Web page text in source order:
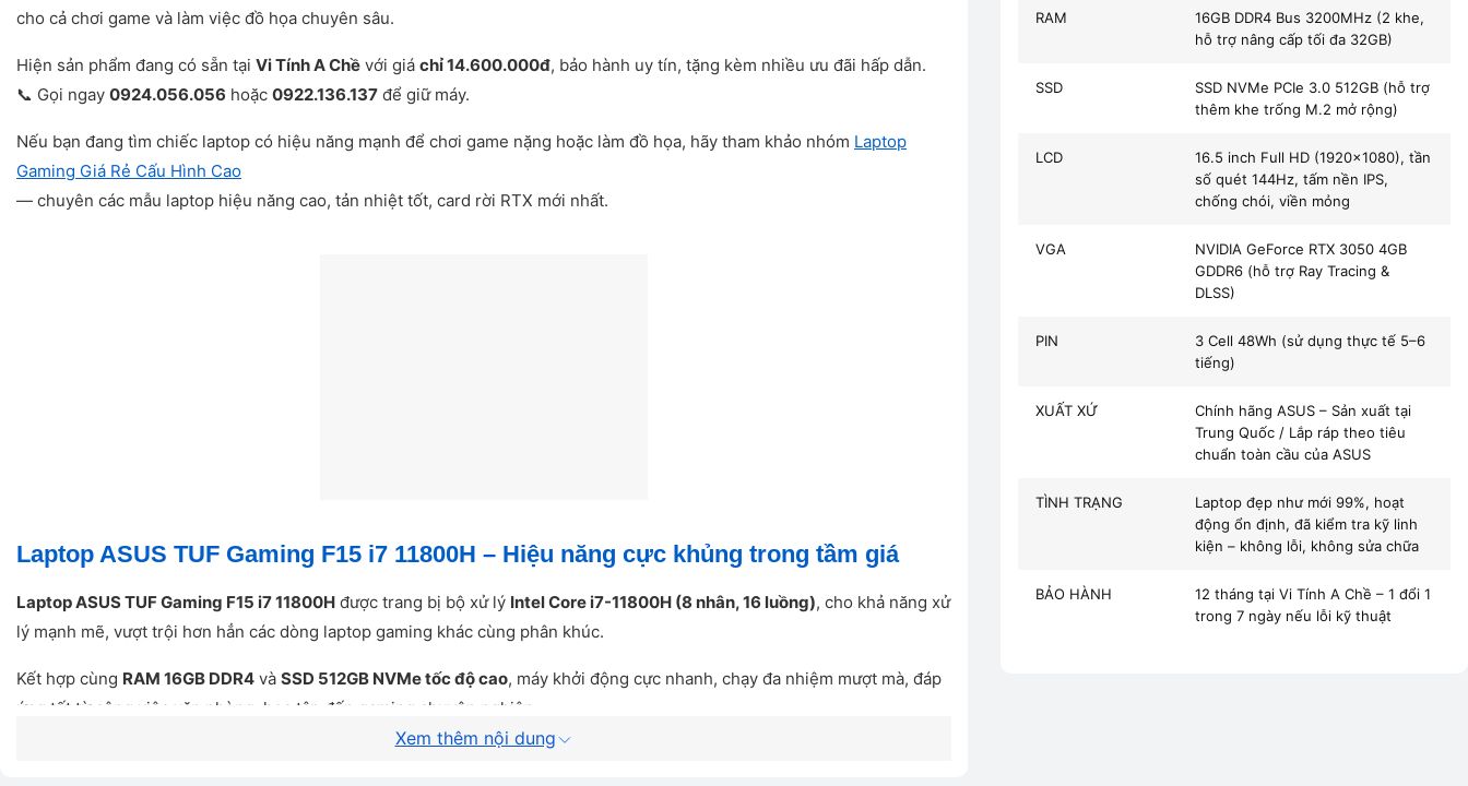
cho cả chơi game và làm việc đồ họa chuyên sâu.
Hiện sản phẩm đang có sẵn tại Vi Tính A Chề với giá chỉ 14.600.000đ, bảo hành uy tín, tặng kèm nhiều ưu đãi hấp dẫn.
📞 Gọi ngay 0924.056.056 hoặc 0922.136.137 để giữ máy.
Nếu bạn đang tìm chiếc laptop có hiệu năng mạnh để chơi game nặng hoặc làm đồ họa, hãy tham khảo nhóm Laptop
Gaming Giá Rẻ Cấu Hình Cao
— chuyên các mẫu laptop hiệu năng cao, tản nhiệt tốt, card rời RTX mới nhất.
Laptop ASUS TUF Gaming F15 i7 11800H – Hiệu năng cực khủng trong tầm giá
Laptop ASUS TUF Gaming F15 i7 11800H được trang bị bộ xử lý Intel Core i7-11800H (8 nhân, 16 luồng), cho khả năng xử
lý mạnh mẽ, vượt trội hơn hẳn các dòng laptop gaming khác cùng phân khúc.
Kết hợp cùng RAM 16GB DDR4 và SSD 512GB NVMe tốc độ cao, máy khởi động cực nhanh, chạy đa nhiệm mượt mà, đáp
ứng tốt từ công việc văn phòng, học tập đến gaming chuyên nghiệp.
cân mọi tác vụ – từ render video, thiết kế 3D đến chơi game nặng như PUBG,
Xem thêm nội dung
RAM
16GB DDR4 Bus 3200MHz (2 khe,
hỗ trợ nâng cấp tối đa 32GB)
SSD
SSD NVMe PCIe 3.0 512GB (hỗ trợ
thêm khe trống M.2 mở rộng)
LCD
16.5 inch Full HD (1920x1080), tần
số quét 144Hz, tấm nền IPS,
chống chói, viền mỏng
VGA
NVIDIA GeForce RTX 3050 4GB
GDDR6 (hỗ trợ Ray Tracing &
DLSS)
PIN
3 Cell 48Wh (sử dụng thực tế 5–6
tiếng)
XUẤT XỨ
Chính hãng ASUS – Sản xuất tại
Trung Quốc / Lắp ráp theo tiêu
chuẩn toàn cầu của ASUS
TÌNH TRẠNG
Laptop đẹp như mới 99%, hoạt
động ổn định, đã kiểm tra kỹ linh
kiện – không lỗi, không sửa chữa
BẢO HÀNH
12 tháng tại Vi Tính A Chề – 1 đổi 1
trong 7 ngày nếu lỗi kỹ thuật